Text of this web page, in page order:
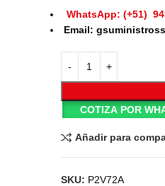
WhatsApp: (+51)
Email:
COTIZA POR
Añadir para
SKU: P2V72A